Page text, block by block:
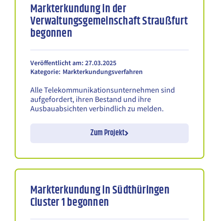
Markterkundung in der
Verwaltungsgemeinschaft Straußfurt
begonnen
Veröffentlicht am: 27.03.2025
Kategorie: Markterkundungsverfahren
Alle Telekommunikationsunternehmen sind
aufgefordert, ihren Bestand und ihre
Ausbauabsichten verbindlich zu melden.
Zum Projekt
Markterkundung in Südthüringen
Cluster 1 begonnen